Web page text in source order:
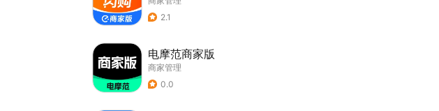
2.1
电摩范商家版
商家管理
0.0